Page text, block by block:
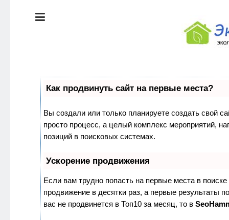
СТИЛЬ
ЭКОЛОГИЯ
ДОМА
КРАСОТА И
ПИТАНИЕ
Как продвинуть сайт на первые места?
Вы создали или только планируете создать свой
просто процесс, а целый комплекс мероприятий,
позиций в поисковых системах.
Ускорение продвижения
Если вам трудно попасть на первые места в
продвижение в десятки раз, а первые результаты
вас не продвинется в Топ10 за месяц, то в